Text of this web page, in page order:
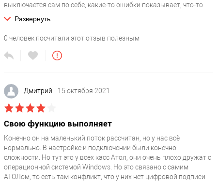
Гарантия, месяцев
18
Модель
знак / Frontol / iiko / iRECA / Айтида / LiteBox / Microinvest /
МойСклад / Poster / Quick Resto / R-Keeper lite / R-Keeper /
Tillypad / Tillypad XL / Трактиръ
Комплектация ?
Адаптер питания / Термобумага 57 мм
выключается сам по себе, какие-то ошибки показывает, что-то
может там буркнет, а потом вроде нормально. Исправляется все
аля выключить включить, пару раз что-то потыкать и проходит.
может. Далеко не идеально, конечно, но для такого маленького
аппарата нормально. В общем-то вот уже полгода пользуемся
Развернуть
0 человек посчитали этот отзыв полезным
Дмитрий 15 октября 2021
Свою функцию выполняет
Конечно он на маленький поток рассчитан, но у нас всё
нормально. В настройке и подключении были конечно
сложности. Но тут это у всех касс Атол, они очень плохо дружат с
операционной системой Windows. Но это связано с самим
АТОЛом, то есть там конфликт, что у них нет цифровой подписи